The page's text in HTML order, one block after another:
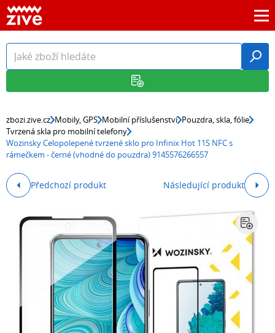
zbozi.zive.cz Mobily, GPS Mobilní příslušenství Pouzdra, skla, fólie
Tvrzená skla pro mobilní telefony
Wozinsky Celopolepené tvrzené sklo pro Infinix Hot 11S NFC s
rámečkem - černé (vhodné do pouzdra) 9145576266557
Předchozí produkt Následující produkt